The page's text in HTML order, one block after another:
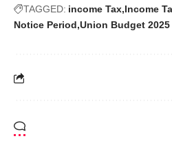
TAGGED: income Tax Income
Notice Period Union Budget 2025